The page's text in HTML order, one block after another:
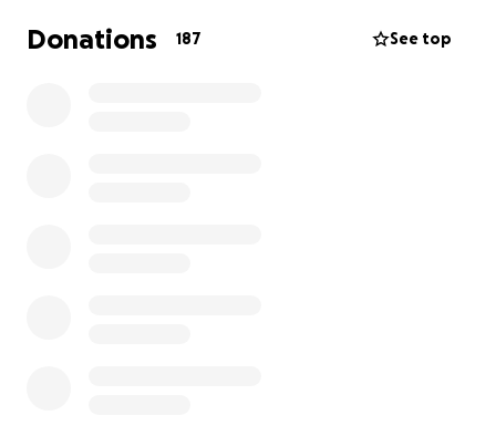
Elk team zoekt sponsoren die een bedrag
toezeggen (bijvoorbeeld per ronde of een vast
Donations 187 See top